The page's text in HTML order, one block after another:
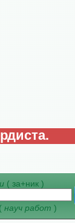
( за+ник )
науч работ )